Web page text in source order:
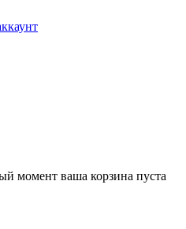
момент ваша корзина пуста